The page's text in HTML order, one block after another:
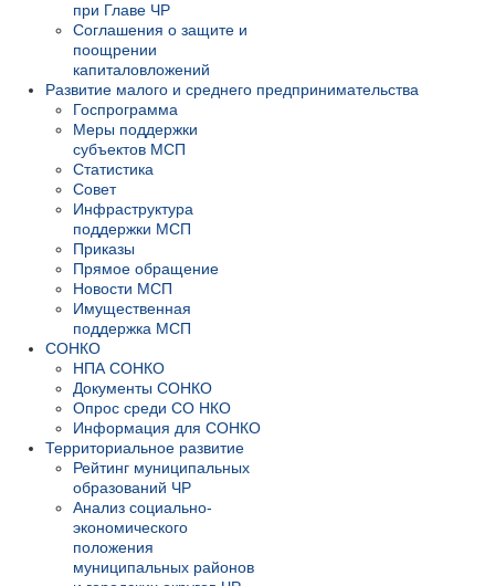
при Главе ЧР
Соглашения о защите и
поощрении
капиталовложений
Развитие малого и среднего предпринимательства
Госпрограмма
Меры поддержки
субъектов МСП
Статистика
Совет
Инфраструктура
поддержки МСП
Приказы
Прямое обращение
Новости МСП
Имущественная
поддержка МСП
СОНКО
НПА СОНКО
Документы СОНКО
Опрос среди СО НКО
Информация для СОНКО
Территориальное развитие
Рейтинг муниципальных
образований ЧР
Анализ социально-
экономического
положения
муниципальных районов